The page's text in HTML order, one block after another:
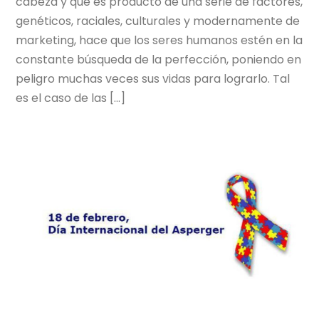
genéticos, raciales, culturales y modernamente de
marketing, hace que los seres humanos estén en la
constante búsqueda de la perfección, poniendo en
peligro muchas veces sus vidas para lograrlo. Tal
es el caso de las […]